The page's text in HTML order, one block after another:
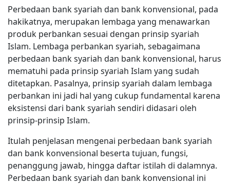
Perbedaan bank syariah dan bank konvensional, pada
hakikatnya, merupakan lembaga yang menawarkan
produk perbankan sesuai dengan prinsip syariah
Islam. Lembaga perbankan syariah, sebagaimana
perbedaan bank syariah dan bank konvensional, harus
mematuhi pada prinsip syariah Islam yang sudah
ditetapkan. Pasalnya, prinsip syariah dalam lembaga
perbankan ini jadi hal yang cukup fundamental karena
eksistensi dari bank syariah sendiri didasari oleh
prinsip-prinsip Islam.
Itulah penjelasan mengenai perbedaan bank syariah
dan bank konvensional beserta tujuan, fungsi,
penanggung jawab, hingga daftar istilah di dalamnya.
Perbedaan bank syariah dan bank konvensional ini